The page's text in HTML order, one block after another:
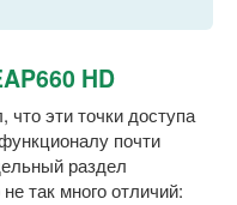
HD
эти точки доступа
почти
раздел
так много отличий: